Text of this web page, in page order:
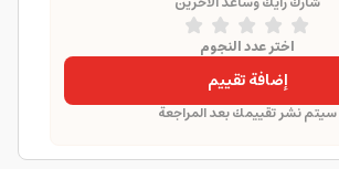
اختر عدد النجوم
إضافة تقييم
سيتم نشر تقييمك بعد المراجعة